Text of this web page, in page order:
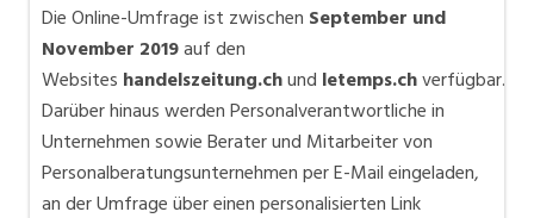
Die Online-Umfrage ist zwischen September und
November 2019auf den
Websites handelszeitung.chund letemps.chverfügbar.
Darüber hinaus werden Personalverantwortliche in
Unternehmen sowie Berater und Mitarbeiter von
Personalberatungsunternehmen per E-Mail eingeladen,
an der Umfrage über einen personalisierten Link